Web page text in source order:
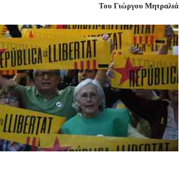
Του Γιώργου Μητραλιά